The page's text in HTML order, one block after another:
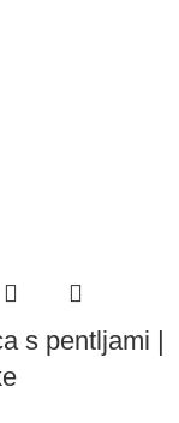
s pentljami |